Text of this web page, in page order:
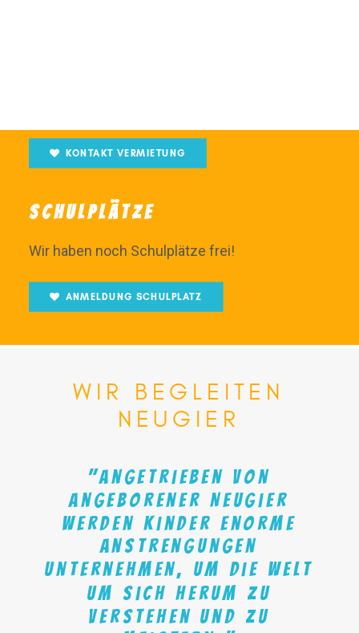
KONTAKT VERMIETUNG
SCHULPLÄTZE
Wir haben noch Schulplätze frei!
ANMELDUNG SCHULPLATZ
WIR
BEGLEITEN
NEUGIER
"Angetrieben von
angeborener Neugier
werden Kinder enorme
Anstrengungen
unternehmen,
um die Welt
um sich herum zu
verstehen und zu